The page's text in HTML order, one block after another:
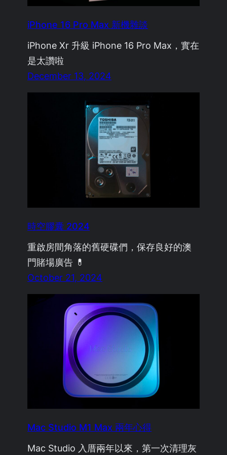
iPhone 16 Pro Max 新機雜談
iPhone Xr 升級 iPhone 16 Pro Max，實在
是太讚啦
December 13, 2024
時空膠囊 2024
重啟房間角落的舊硬碟們，保存良好的澳
門賭場廣告 💊
October 21, 2024
Mac Studio M1 Max 兩年心得
Mac Studio 入厝兩年以來，第一次清理灰